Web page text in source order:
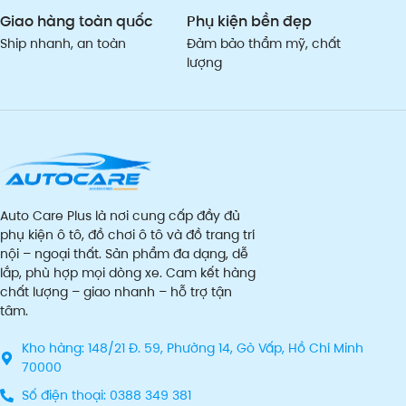
Giao hàng toàn quốc
Ship nhanh, an toàn
Phụ kiện bền đẹp
Đảm bảo thẩm mỹ, chất
lượng
Auto Care Plus là nơi cung cấp đầy đủ
phụ kiện ô tô, đồ chơi ô tô và đồ trang trí
nội – ngoại thất. Sản phẩm đa dạng, dễ
lắp, phù hợp mọi dòng xe. Cam kết hàng
chất lượng – giao nhanh – hỗ trợ tận
tâm.
Kho hàng: 148/21 Đ. 59, Phường 14, Gò Vấp, Hồ Chí Minh
70000
Số điện thoại: 0388 349 381